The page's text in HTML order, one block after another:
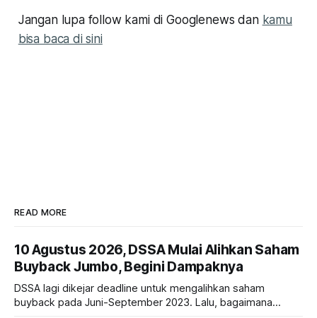
Jangan lupa follow kami di Googlenews dan kamu
bisa baca di sini
READ MORE
10 Agustus 2026, DSSA Mulai Alihkan Saham
Buyback Jumbo, Begini Dampaknya
DSSA lagi dikejar deadline untuk mengalihkan saham
buyback pada Juni-September 2023. Lalu, bagaimana